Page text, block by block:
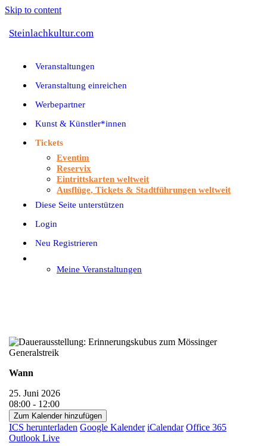
Skip to content
Steinlachkultur.com
Veranstaltungen
Veranstaltung einreichen
Werbepartner
Kunst & Künstler*innen
Tickets
Eventim
Reservix
Eintrittskarten weltweit
Ausflüge, Tickets & Stadtführungen weltweit
Diese Seite unterstützen
Login
Neu Registrieren
Meine Veranstaltungen
Wann
25. Juni 2026
08:00 - 12:00
Zum Kalender hinzufügen
ICS herunterladen Google Kalender iCalendar Office 365
Outlook Live